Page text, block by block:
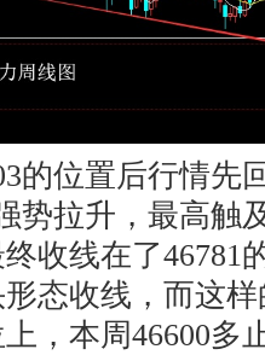
的位置后行情先
势拉升，最高触
收线在了46781
态收线，而这
，本周46600多